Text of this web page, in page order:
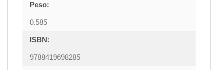
Peso:
0.585
ISBN:
9788419698285